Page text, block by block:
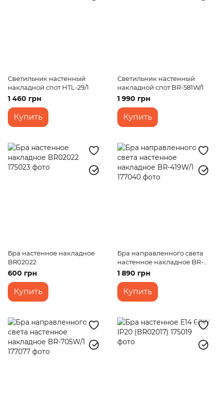
Светильник настенный
накладной спот HTL-29/1
1 460 грн
Купить
Светильник настенный
накладной спот BR-581W/1
1 990 грн
Купить
Бра настенное накладное
BR02022
600 грн
Купить
Бра направленного света
настенное накладное BR-
419W/1
1 890 грн
Купить